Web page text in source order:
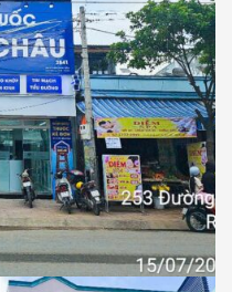
Trình Nhà Thuốc